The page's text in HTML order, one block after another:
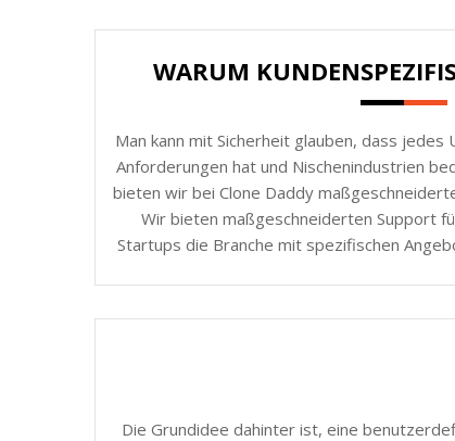
WARUM
Man kann mit Sicherheit glauben, dass
Anforderungen hat und Nischenindustrien
bieten wir bei Clone Daddy
Wir bieten maßgeschneiderten Support
Startups die Branche mit spezifischen
Die Grundidee dahinter ist, eine